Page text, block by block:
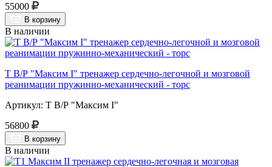
55000
В корзину
В наличии
Т В/Р "Максим I" тренажер сердечно-легочной и мозговой
реанимации пружинно-механический - торс
Артикул: Т В/Р "Максим I"
56800
В корзину
В наличии